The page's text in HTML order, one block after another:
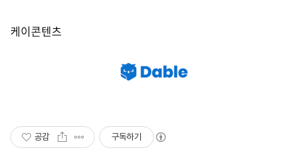
케이콘텐츠
공감 구독하기